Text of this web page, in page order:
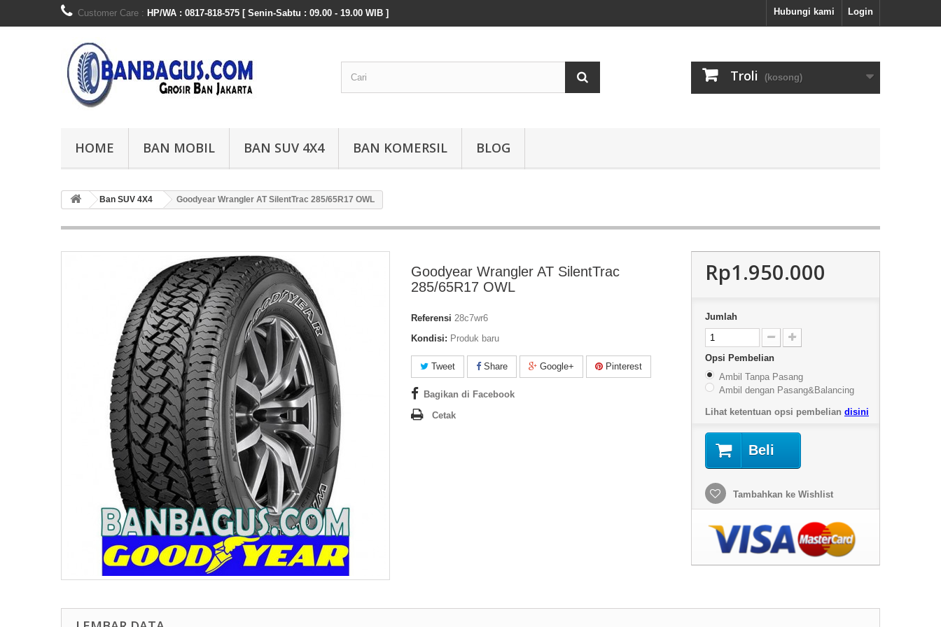
Login
Hubungi kami
Customer Care : HP/WA : 0817-818-575 [ Senin-Sabtu : 09.00 - 19.00 WIB ]
Troli (kosong)
HOME BAN MOBIL BAN SUV 4X4 BAN KOMERSIL BLOG
Ban SUV 4X4 Goodyear Wrangler AT SilentTrac 285/65R17 OWL
Goodyear Wrangler AT SilentTrac
285/65R17 OWL
Referensi 28c7wr6
Kondisi: Produk baru
Tweet Share Google+ Pinterest
Bagikan di Facebook
Cetak
Rp1.950.000
Jumlah
Opsi Pembelian
Ambil Tanpa Pasang
Ambil dengan Pasang&Balancing
Lihat ketentuan opsi pembelian disini
Beli
Tambahkan ke Wishlist